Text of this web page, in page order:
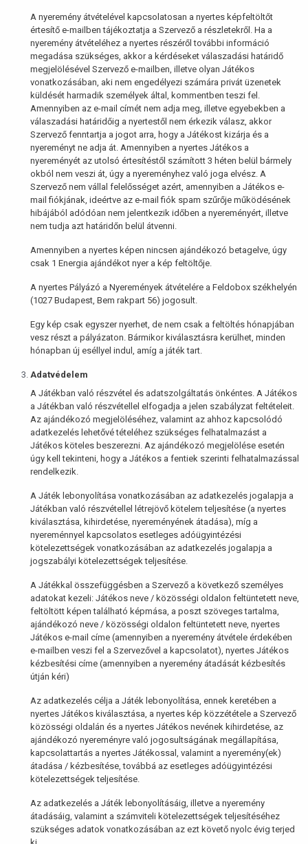
A nyeremény átvételével kapcsolatosan a nyertes képfeltöltőt
értesítő e-mailben tájékoztatja a Szervező a részletekről. Ha a
nyeremény átvételéhez a nyertes részéről további információ
megadása szükséges, akkor a kérdéseket válaszadási határidő
megjelölésével Szervező e-mailben, illetve olyan Játékos
vonatkozásában, aki nem engedélyezi számára privát üzenetek
küldését harmadik személyek által, kommentben teszi fel.
Amennyiben az e-mail címét nem adja meg, illetve egyebekben a
válaszadási határidőig a nyertestől nem érkezik válasz, akkor
Szervező fenntartja a jogot arra, hogy a Játékost kizárja és a
nyereményt ne adja át. Amennyiben a nyertes Játékos a
nyereményét az utolsó értesítéstől számított 3 héten belül bármely
okból nem veszi át, úgy a nyereményhez való joga elvész. A
Szervező nem vállal felelősséget azért, amennyiben a Játékos e-
mail fiókjának, ideértve az e-mail fiók spam szűrője működésének
hibájából adódóan nem jelentkezik időben a nyereményért, illetve
nem tudja azt határidőn belül átvenni.
Amennyiben a nyertes képen nincsen ajándékozó betagelve, úgy
csak 1 Energia ajándékot nyer a kép feltöltője.
A nyertes Pályázó a Nyeremények átvételére a Feldobox székhelyén
(1027 Budapest, Bem rakpart 56) jogosult.
Egy kép csak egyszer nyerhet, de nem csak a feltöltés hónapjában
vesz részt a pályázaton. Bármikor kiválasztásra kerülhet, minden
hónapban új eséllyel indul, amíg a játék tart.
Adatvédelem
A Játékban való részvétel és adatszolgáltatás önkéntes. A Játékos
a Játékban való részvétellel elfogadja a jelen szabályzat feltételeit.
Az ajándékozó megjelöléséhez, valamint az ahhoz kapcsolódó
adatkezelés lehetővé tételéhez szükséges felhatalmazást a
Játékos köteles beszerezni. Az ajándékozó megjelölése esetén
úgy kell tekinteni, hogy a Játékos a fentiek szerinti felhatalmazással
rendelkezik.
A Játék lebonyolítása vonatkozásában az adatkezelés jogalapja a
Játékban való részvétellel létrejövő kötelem teljesítése (a nyertes
kiválasztása, kihirdetése, nyereményének átadása), míg a
nyereménnyel kapcsolatos esetleges adóügyintézési
kötelezettségek vonatkozásában az adatkezelés jogalapja a
jogszabályi kötelezettségek teljesítése.
A Játékkal összefüggésben a Szervező a következő személyes
adatokat kezeli: Játékos neve / közösségi oldalon feltüntetett neve,
feltöltött képen található képmása, a poszt szöveges tartalma,
ajándékozó neve / közösségi oldalon feltüntetett neve, nyertes
Játékos e-mail címe (amennyiben a nyeremény átvétele érdekében
e-mailben veszi fel a Szervezővel a kapcsolatot), nyertes Játékos
kézbesítési címe (amennyiben a nyeremény átadását kézbesítés
útján kéri)
Az adatkezelés célja a Játék lebonyolítása, ennek keretében a
nyertes Játékos kiválasztása, a nyertes kép közzététele a Szervező
közösségi oldalán és a nyertes Játékos nevének kihirdetése, az
ajándékozó nyereményre való jogosultságának megállapítása,
kapcsolattartás a nyertes Játékossal, valamint a nyeremény(ek)
átadása / kézbesítése, továbbá az esetleges adóügyintézési
kötelezettségek teljesítése.
Az adatkezelés a Játék lebonyolításáig, illetve a nyeremény
átadásáig, valamint a számviteli kötelezettségek teljesítéséhez
szükséges adatok vonatkozásában az ezt követő nyolc évig terjed